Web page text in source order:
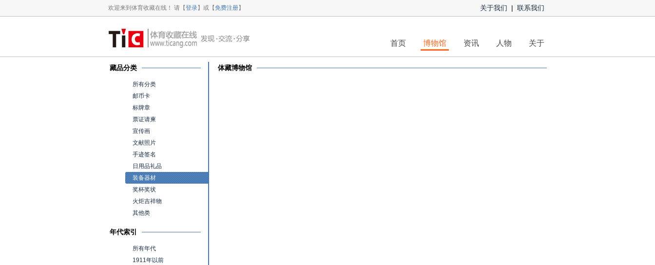
欢迎来到体育收藏在线！ 请【登录】或【免费注册】 关于我们 | 联系我们
首页 博物馆 资讯 人物 关于
藏品分类
所有分类
邮币卡
标牌章
票证请柬
宣传画
文献照片
手迹签名
日用品礼品
装备器材
奖杯奖状
火炬吉祥物
其他类
年代索引
所有年代
1911年以前
体藏博物馆